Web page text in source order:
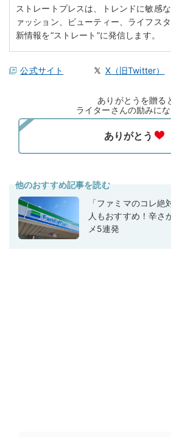
ストレートプレスは、トレンドに敏感
ァッション、ビューティー、ライフス
新情報を“ストレート”に発信します。
公式サイト X（旧Twitter）
ありがとうを贈る
ライターさんの励みに
他のおすすめ記事を読む
「ファミマのコレ
人もおすすめ！辛さ
メ5連発